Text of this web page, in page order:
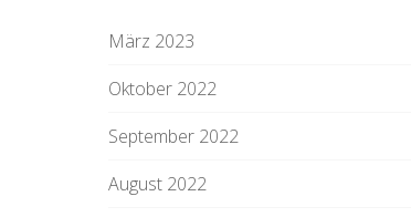
März 2023
Oktober 2022
September 2022
August 2022